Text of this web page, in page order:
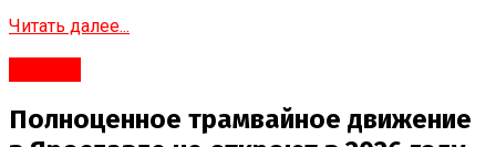
Читать далее...
Полноценное трамвайное движение